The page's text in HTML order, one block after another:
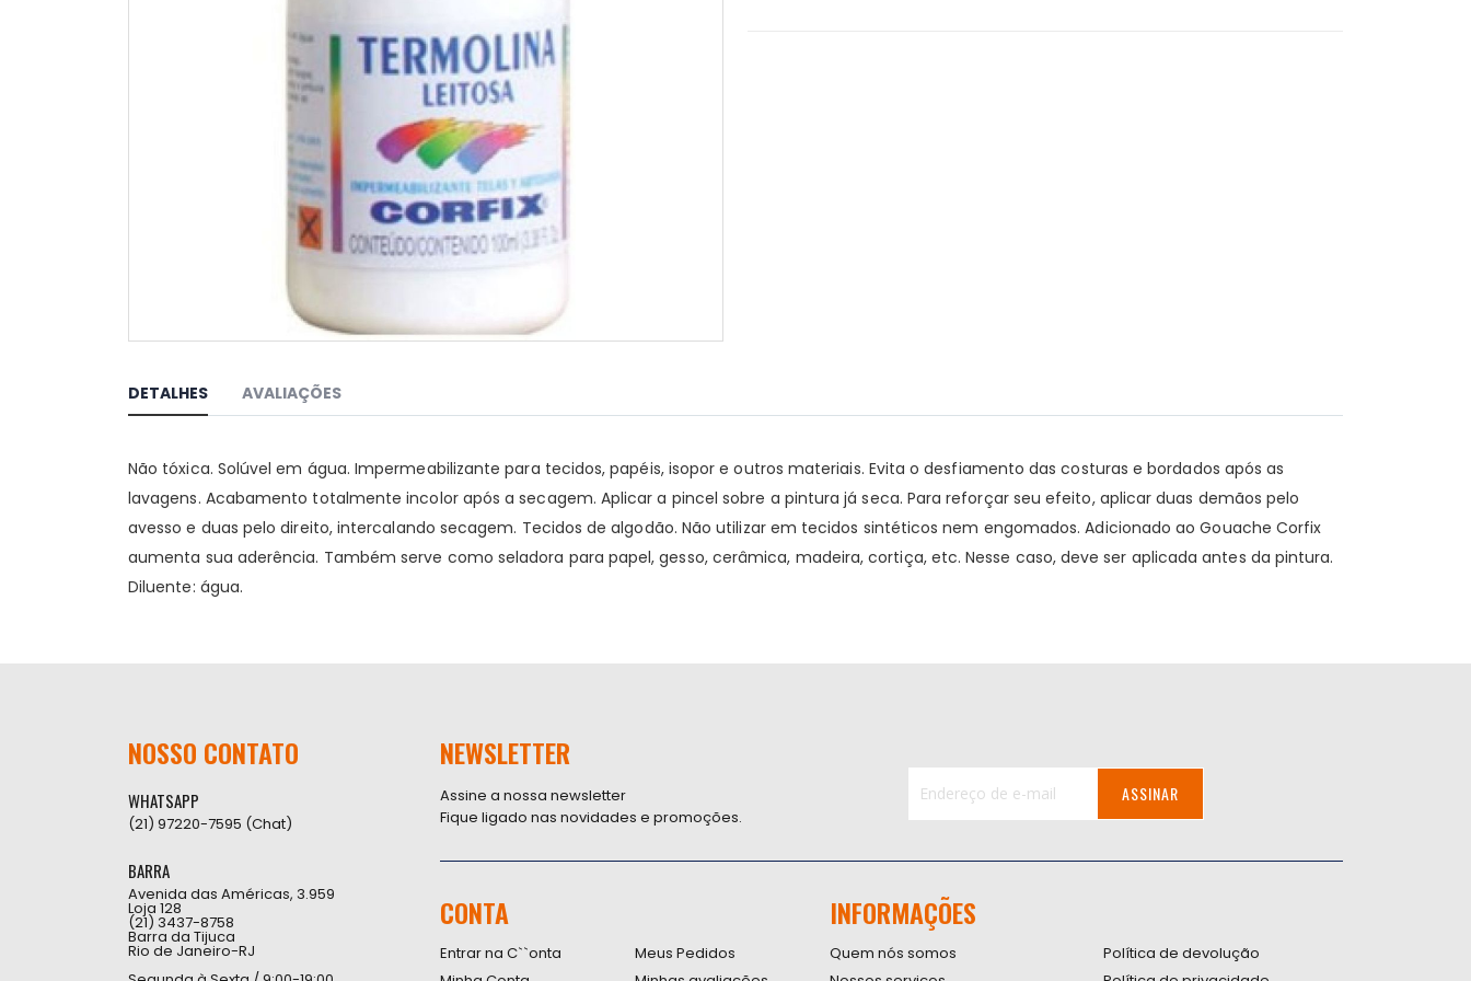
o
início
de
imagens
DETALHES
Não tóxica. Solúvel em água. Impermeabilizante para tecidos, papéis, isopor e outros materiais. Evita o desfiamento das costuras e bordados após as
lavagens. Acabamento totalmente incolor após a secagem. Aplicar a pincel sobre a pintura já seca. Para reforçar seu efeito, aplicar duas demãos pelo
avesso e duas pelo direito, intercalando secagem. Tecidos de algodão. Não utilizar em tecidos sintéticos nem engomados. Adicionado ao Gouache Corfix
aumenta sua aderência. Também serve como seladora para papel, gesso, cerâmica, madeira, cortiça, etc. Nesse caso, deve ser aplicada antes da pintura.
Diluente: água.
AVALIAÇÕES
NOSSO CONTATO
WHATSAPP
(21) 97220-7595 (Chat)
BARRA
Avenida das Américas, 3.959
Loja 128
(21) 3437-8758
Barra da Tijuca
Rio de Janeiro-RJ
NEWSLETTER
Assine a nossa newsletter
Fique ligado nas novidades e promoções.
nossa
Newsletter:
ASSINAR
CONTA
Entrar na C``onta
Meus Pedidos
INFORMAÇÕES
Quem nós somos
Política de devolução